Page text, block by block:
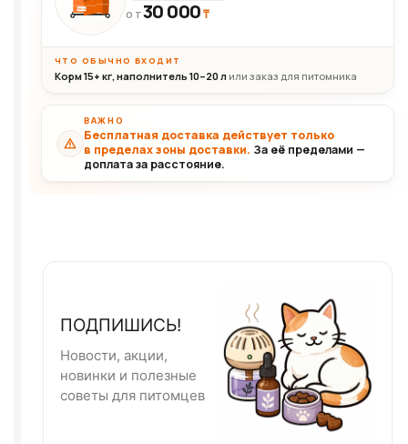
30+кг ОТ30 000₸
ЧТО ОБЫЧНО ВХОДИТ
Корм 15+ кг, наполнитель 10–20 л или заказ для питомника
ВАЖНО
Бесплатная доставка действует только
в пределах зоны доставки. За её пределами —
доплата за расстояние.
ПОДПИШИСЬ!
Новости, акции,
новинки и полезные
советы для питомцев